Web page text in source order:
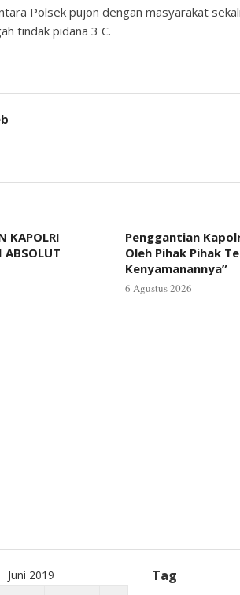
Polsek pujon dengan masyarakat
tindak pidana 3 C.
KAPOLRI
ABSOLUT
Penggantian
Oleh Pihak Pihak
Kenyamanannya”
6 Agustus 2026
Juni 2019
Tag